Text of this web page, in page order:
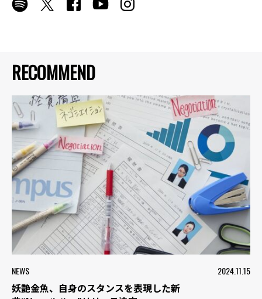
RECOMMEND
NEWS 2024.11.15
妖艶金魚、自身のスタンスを表現した新